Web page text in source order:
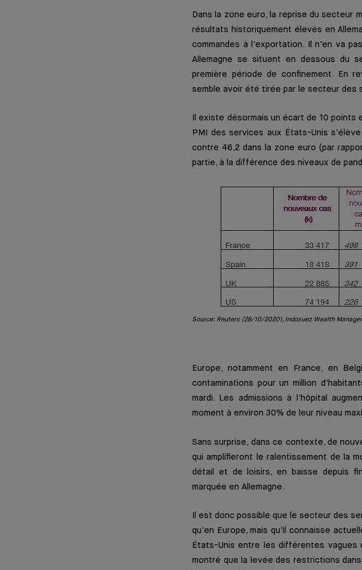
Dans la zone euro, la reprise du secteur
résultats historiquement élevés en
commandes à l'exportation. Il n'en va
Allemagne se situent en dessous du
première période de confinement. En
semble avoir été tirée par le secteur des
Il existe désormais un écart de 10
PMI des services aux États-Unis
contre 46,2 dans la zone euro (par
partie, à la différence des niveaux de
Source: Reuters (28/10/2020), Indosuez Wealth
Europe, notamment en France, en
contaminations pour un million
mardi. Les admissions à l'hôpital
moment à environ 30% de leur niveau
Sans surprise, dans ce contexte, de
qui amplifieront le ralentissement de la
détail et de loisirs, en baisse depuis
marquée en Allemagne.
Il est donc possible que le secteur des
qu'en Europe, mais qu'il connaisse
États-Unis entre les différentes vagues
montré que la levée des restrictions